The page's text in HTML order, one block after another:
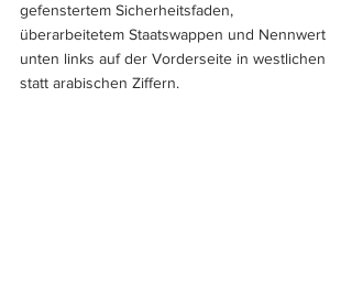
gefenstertem Sicherheitsfaden,
überarbeitetem Staatswappen und Nennwert
unten links auf der Vorderseite in westlichen
statt arabischen Ziffern.